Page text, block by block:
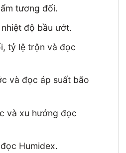
tương đối.
độ bầu ướt.
tỷ lệ trộn và đọc
và đọc áp suất bão
và xu hướng đọc
Humidex.